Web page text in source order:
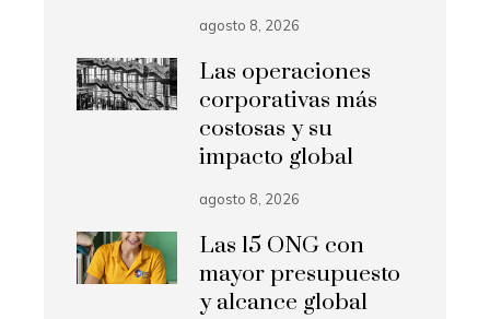
agosto 8, 2026
Las operaciones
corporativas más
costosas y su
impacto global
agosto 8, 2026
Las 15 ONG con
mayor presupuesto
y alcance global